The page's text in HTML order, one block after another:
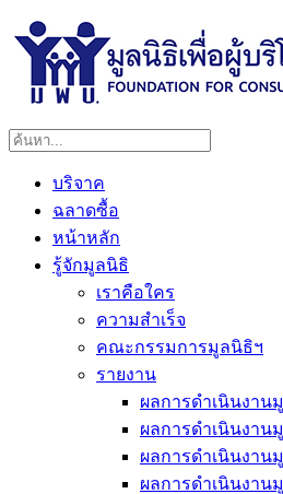
บริจาค
ฉลาดซื้อ
หน้าหลัก
รู้จักมูลนิธิ
เราคือใคร
ความสำเร็จ
คณะกรรมการมูลนิธิฯ
รายงาน
ผลการดำเนินงาน
ผลการดำเนินงาน
ผลการดำเนินงาน
ผลการดำเนินงาน